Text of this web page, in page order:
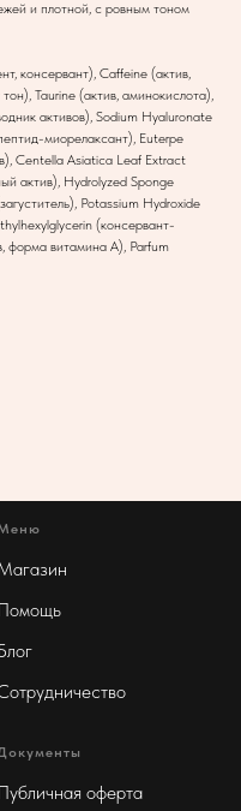
и плотной, с ровным тоном
консервант), Caffeine (актив,
Taurine (актив, аминокислота),
активов), Sodium Hyaluronate
миорелаксант), Euterpe
Centella Asiatica Leaf Extract
актив), Hydrolyzed Sponge
Potassium Hydroxide
(консервант-
форма витамина A), Parfum
оферта